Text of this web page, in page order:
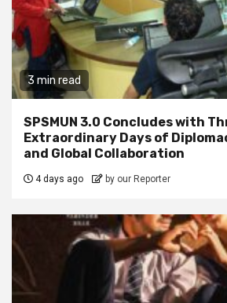
3 min read
SPSMUN 3.0 Concludes with
Extraordinary Days of
and Global Collaboration
4 days ago by our Reporter